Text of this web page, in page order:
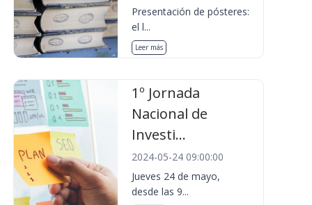
Presentación de pósteres:
el l...
Leer más
1º Jornada
Nacional de
Investi...
2024-05-24 09:00:00
Jueves 24 de mayo,
desde las 9...